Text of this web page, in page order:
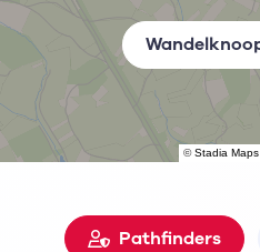
©Stadia Maps
Pathfinders